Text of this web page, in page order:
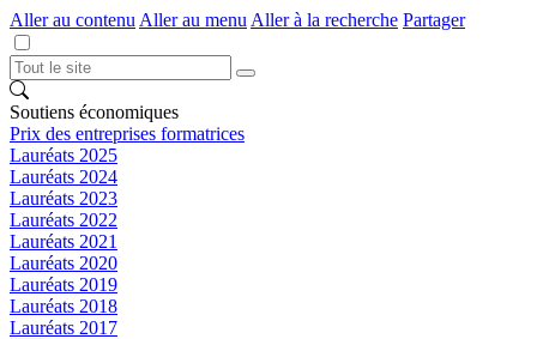
Aller au contenu Aller au menu Aller à la recherche Partager
Soutiens économiques
Prix des entreprises formatrices
Lauréats 2025
Lauréats 2024
Lauréats 2023
Lauréats 2022
Lauréats 2021
Lauréats 2020
Lauréats 2019
Lauréats 2018
Lauréats 2017